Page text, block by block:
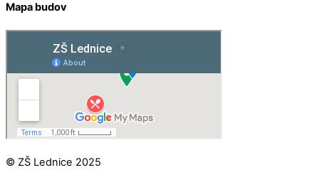
Mapa budov
© ZŠ Lednice 2025